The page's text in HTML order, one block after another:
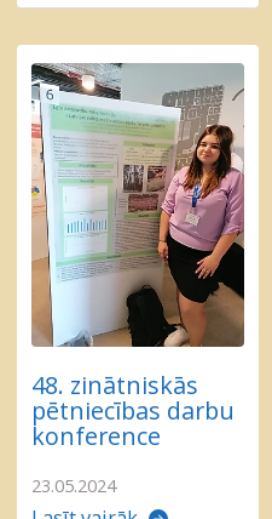
48. zinātniskās
pētniecības darbu
konference
23.05.2024